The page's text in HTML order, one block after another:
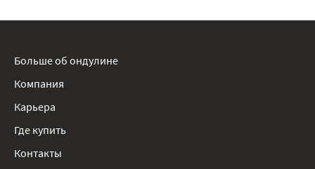
Больше об ондулине
Компания
Карьера
Где купить
Контакты